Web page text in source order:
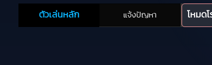
ตัวเล่นหลัก แจ้งปัญหา โหมด